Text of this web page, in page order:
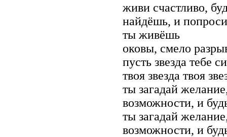
живи счастливо,
найдёшь, и
ты живёшь
оковы, смело
пусть звезда тебе
твоя звезда твоя
ты загадай
возможности, и
ты загадай
возможности, и